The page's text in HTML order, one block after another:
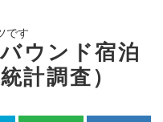
です
ウンド宿泊
計調査）